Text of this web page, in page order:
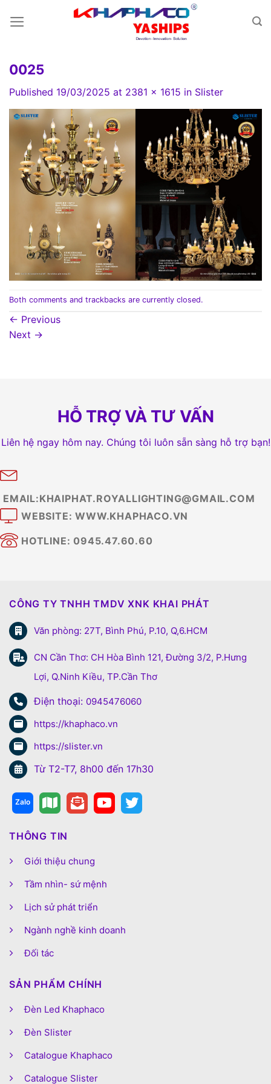
0025
Published 19/03/2025 at 2381 × 1615 in Slister
Both comments and trackbacks are currently closed.
← Previous
Next →
HỖ TRỢ VÀ TƯ VẤN
Liên hệ ngay hôm nay. Chúng tôi luôn sẵn sàng hỗ trợ bạn!
EMAIL:KHAIPHAT.ROYALLIGHTING@GMAIL.COM
WEBSITE: WWW.KHAPHACO.VN
HOTLINE: 0945.47.60.60
CÔNG TY TNHH TMDV XNK KHAI PHÁT
Văn phòng: 27T, Bình Phú, P.10, Q,6.HCM
CN Cần Thơ: CH Hòa Bình 121, Đường 3/2, P.Hưng
Lợi, Q.Ninh Kiều, TP.Cần Thơ
Điện thoại: 0945476060
https://khaphaco.vn
https://slister.vn
Từ T2-T7, 8h00 đến 17h30
THÔNG TIN
Giới thiệu chung
Tầm nhìn- sứ mệnh
Lịch sử phát triển
Ngành nghề kinh doanh
Đối tác
SẢN PHẨM CHÍNH
Đèn Led Khaphaco
Đèn Slister
Catalogue Khaphaco
Catalogue Slister